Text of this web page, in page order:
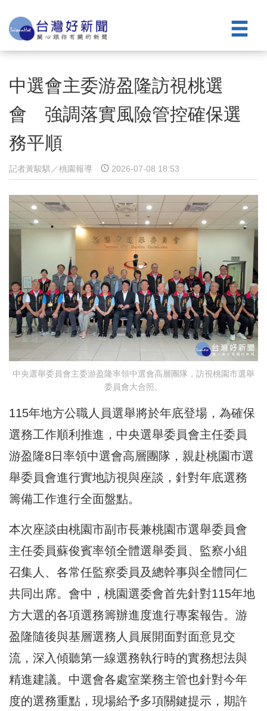
中選會主委游盈隆訪視桃選
會 強調落實風險管控確保選
務平順
記者黃駿騏／桃園報導 2026-07-08 18:53
中央選舉委員會主委游盈隆率領中選會高層團隊，訪視桃園市選舉
委員會大合照。
115年地方公職人員選舉將於年底登場，為確保
選務工作順利推進，中央選舉委員會主任委員
游盈隆8日率領中選會高層團隊，親赴桃園市選
舉委員會進行實地訪視與座談，針對年底選務
籌備工作進行全面盤點。
本次座談由桃園市副市長兼桃園市選舉委員會
主任委員蘇俊賓率領全體選舉委員、監察小組
召集人、各常任監察委員及總幹事與全體同仁
共同出席。會中，桃園選委會首先針對115年地
方大選的各項選務籌辦進度進行專案報告。游
盈隆隨後與基層選務人員展開面對面意見交
流，深入傾聽第一線選務執行時的實務想法與
精進建議。中選會各處室業務主管也針對今年
度的選務重點，現場給予多項關鍵提示，期許